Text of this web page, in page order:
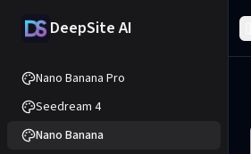
DeepSite AI
Nano Banana Pro
Seedream 4
Nano Banana